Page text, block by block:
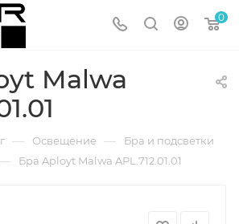
0
Malwa
— Освещение — Бра и подсветки
Бра Aployt Malwa APL.712.01.01